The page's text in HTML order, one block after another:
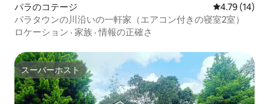
パラのコテージ レビュー14
4.79 (14)
パラタウンの川沿いの一軒家（エアコン付きの寝室2室）
ロケーション · 家族 ·情報の正確さ
スーパーホスト
スーパーホスト